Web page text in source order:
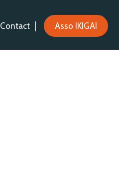
Contact Asso IKIGAI